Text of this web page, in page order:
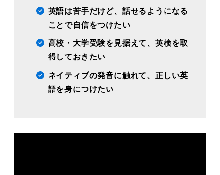
英語は苦手だけど、話せるようになる
ことで自信をつけたい
高校・大学受験を見据えて、英検を取
得しておきたい
ネイティブの発音に触れて、正しい英
語を身につけたい